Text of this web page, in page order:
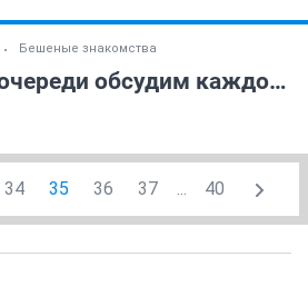
Бешеные знакомства
давайте все по очереди обсудим каждого персонажа
34 35 36 37 ... 40